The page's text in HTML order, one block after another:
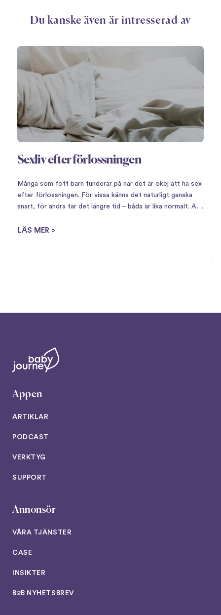
Du kanske även är intresserad av
Sexliv efter förlossningen
Många som fött barn funderar på när det är okej att ha sex
efter förlossningen. För vissa känns det naturligt ganska
snart, för andra tar det längre tid – båda är lika normalt. Att
LÄS MER >
Appen
ARTIKLAR
PODCAST
VERKTYG
SUPPORT
Annonsör
VÅRA TJÄNSTER
CASE
INSIKTER
B2B NYHETSBREV